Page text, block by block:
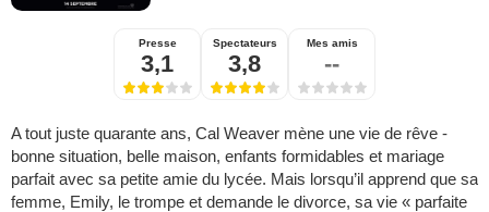
Presse
3,1
Spectateurs
3,8
Mes amis
--
A tout juste quarante ans, Cal Weaver mène une vie de rêve -
bonne situation, belle maison, enfants formidables et mariage
parfait avec sa petite amie du lycée. Mais lorsqu’il apprend que sa
femme, Emily, le trompe et demande le divorce, sa vie « parfaite